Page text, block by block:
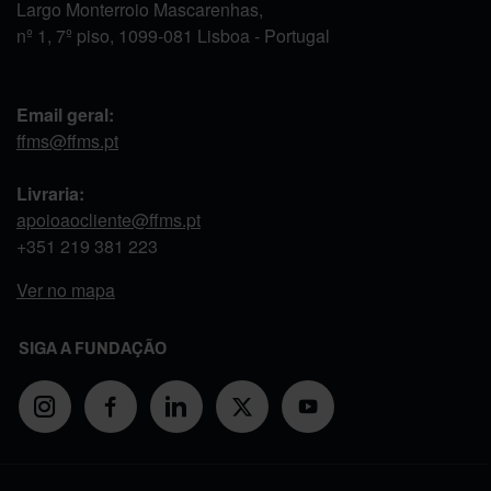
Largo Monterroio Mascarenhas,
nº 1, 7º piso, 1099-081 Lisboa - Portugal
Email geral:
ffms@ffms.pt
Livraria:
apoioaocliente@ffms.pt
+351 219 381 223
Ver no mapa
SIGA A FUNDAÇÃO